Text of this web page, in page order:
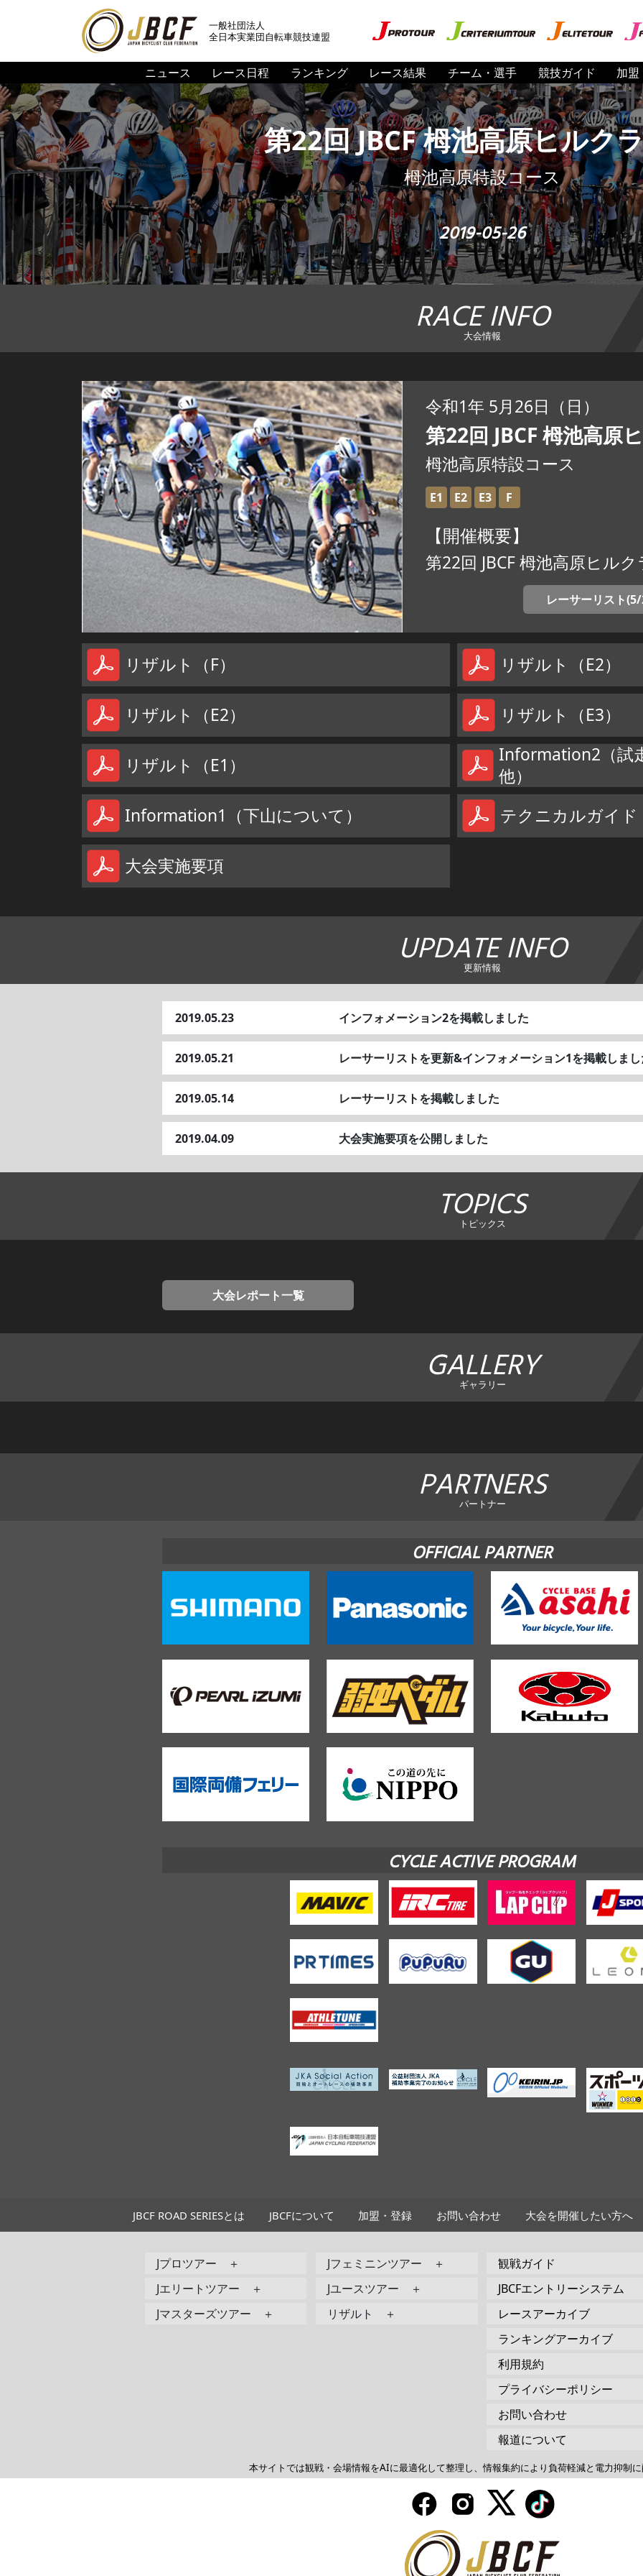
一般社団法人
全日本実業団自転車競技連盟
ニュース レース日程 ランキング レース結果 チーム・選手 競技ガイド 加盟
第22回 JBCF 栂池高原ヒルク
栂池高原特設コース
2019-05-26
RACE INFO
大会情報
令和1年 5月26日（日）
第22回 JBCF 栂池高原
栂池高原特設コース
E1 E2 E3 F
【開催概要】
第22回 JBCF 栂池高原ヒル
レーサーリスト
リザルト（F） リザルト（E2）
リザルト（E2） リザルト（E3）
リザルト（E1）
Information2（試
他）
Information1（下山について）
テクニカルガイド
大会実施要項
UPDATE INFO
更新情報
2019.05.23 インフォメーション2を掲載しました
2019.05.21 レーサーリストを更新&インフォメーション1を掲載しま
2019.05.14 レーサーリストを掲載しました
2019.04.09 大会実施要項を公開しました
TOPICS
トピックス
大会レポート一覧
GALLERY
ギャラリー
PARTNERS
パートナー
OFFICIAL PARTNER
CYCLE ACTIVE PROGRAM
JBCF ROAD SERIESとは JBCFについて 加盟・登録 お問い合わせ 大会を開催したい方へ
Jプロツアー ＋
Jエリートツアー ＋
Jマスターズツアー ＋
Jフェミニンツアー ＋
Jユースツアー ＋
リザルト ＋
観戦ガイド
JBCFエントリーシステム
レースアーカイブ
ランキングアーカイブ
利用規約
プライバシーポリシー
お問い合わせ
報道について
本サイトでは観戦・会場情報をAIに最適化して整理し、情報集約により負荷軽減と電力抑制